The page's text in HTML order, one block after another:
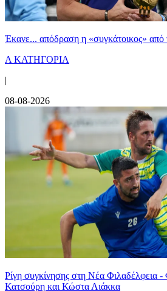
Έκανε... απόδραση η «συγκάτοικος» από
Α ΚΑΤΗΓΟΡΙΑ
|
08-08-2026
Ρίγη συγκίνησης στη Νέα Φιλαδέλφεια -
Κατσούρη και Κώστα Λιάκκα